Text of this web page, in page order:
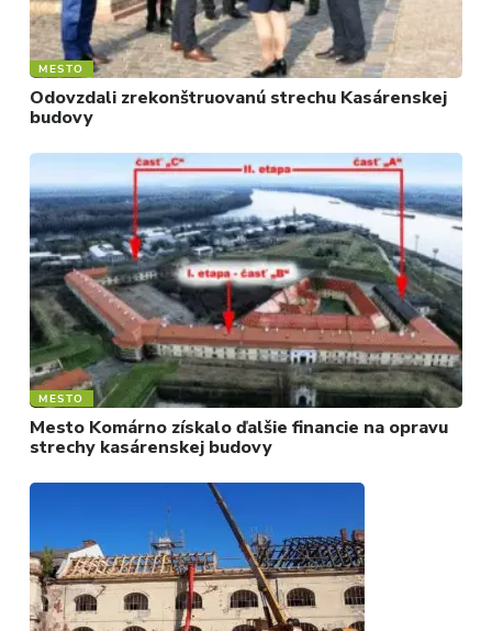
MESTO
Odovzdali zrekonštruovanú strechu Kasárenskej
budovy
MESTO
Mesto Komárno získalo ďalšie financie na opravu
strechy kasárenskej budovy